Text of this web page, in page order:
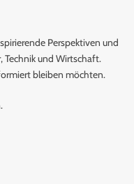
Perspektiven und
Technik und Wirtschaft.
bleiben möchten.